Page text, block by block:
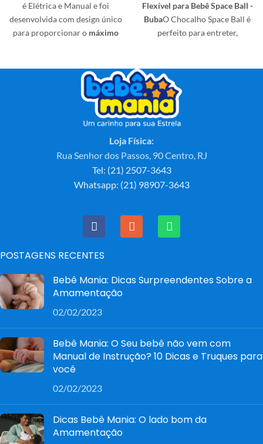
é Elétrica e Manual e foi
desenvolvida com design único
para proporcionar o máximo
de montar e desmontar, ela é
super prática de higienizar e
A Bomba Tira Leite
da KaBaby conta com 2 modos:
massagem e sucção, e
intensidade.
E além disso, vem com tampa
protetora para transporte e
Flexível para Bebê Space Ball -
BubaO Chocalho Space Ball é
perfeito para entreter,
Macio e com arcos flexíveis,
estimula o tato, auxiliando o
pequeno a descobrir novas
formas.Seu design é leve, fácil
de segurar e super colorido,
ideal para atrair a atenção dos
pequenos!
Loja Física:
Rua Senhor dos Passos, 90 Centro, RJ
Tel: (21) 2507-3643
Whatsapp: (21) 98907-3643
POSTAGENS RECENTES
Bebê Mania: Dicas Surpreendentes Sobre a
Amamentação
02/02/2023
Bebê Mania: O Seu bebê não vem com
Manual de Instrução? 10 Dicas e Truques para
você
02/02/2023
Dicas Bebê Mania: O lado bom da
Amamentação